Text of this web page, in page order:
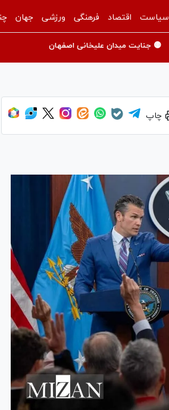
سیاست اقتصاد فرهنگی ورزشی جهان
🟡 جنایت میدان علیخانی اصفهان
چاپ